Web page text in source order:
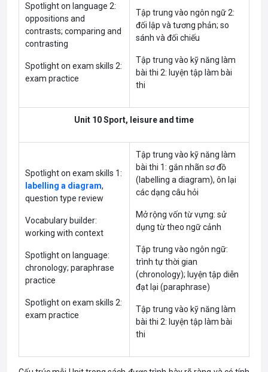
Spotlight on language 2:
oppositions and
contrasts; comparing and
contrasting
Spotlight on exam skills 2:
exam practice
Tập trung vào ngôn ngữ 2:
đối lập và tương phản; so
sánh và đối chiếu
Tập trung vào kỹ năng làm
bài thi 2: luyện tập làm bài
thi
Unit 10 Sport, leisure and time
Spotlight on exam skills 1:
labelling a diagram,
question type review
Vocabulary builder:
working with context
Spotlight on language:
chronology; paraphrase
practice
Spotlight on exam skills 2:
exam practice
Tập trung vào kỹ năng làm
bài thi 1: gắn nhãn sơ đồ
(labelling a diagram), ôn lại
các dạng câu hỏi
Mở rộng vốn từ vựng: sử
dụng từ theo ngữ cảnh
Tập trung vào ngôn ngữ:
trình tự thời gian
(chronology); luyện tập diễn
đạt lại (paraphrase)
Tập trung vào kỹ năng làm
bài thi 2: luyện tập làm bài
thi